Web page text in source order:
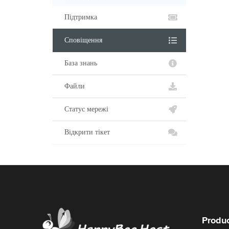
Підтримка
Сповіщення
База знань
Файли
Статус мережі
Відкрити тікет